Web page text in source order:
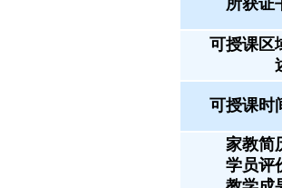
所获证
可授课区
可授课时
家教简
学员评